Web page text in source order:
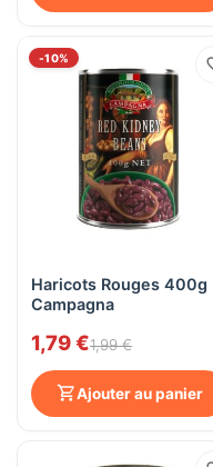
-10%
Haricots Rouges 400g
Campagna
1,79 €1,99 €
Ajouter au panier